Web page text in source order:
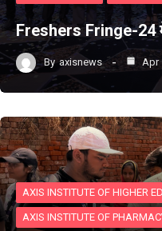
Freshers Fringe-24 में
By axisnews Apr
AXIS INSTITUTE OF HIGHER
AXIS INSTITUTE OF